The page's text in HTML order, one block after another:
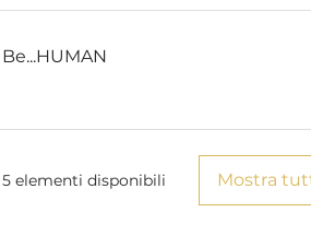
elementi disponibili Mostra